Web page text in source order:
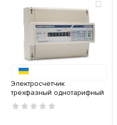
Электросчетчик
трехфазный однотарифный
ЦЭ 6804-U/1 220В 5-60А 3ф.
4пр. МР31 Энергомера